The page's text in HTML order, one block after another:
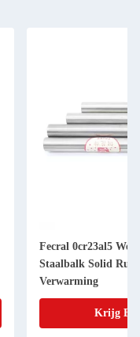
Fecral 0cr23al5
Staalbalk Solid
Verwarming
Krijg